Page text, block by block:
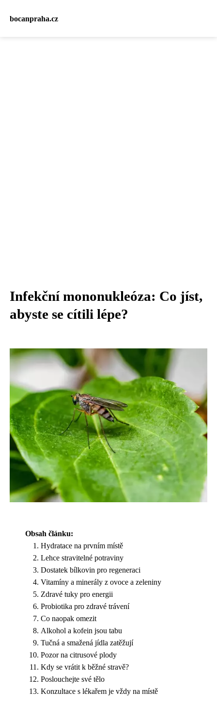
bocanpraha.cz
Infekční mononukleóza: Co jíst,
abyste se cítili lépe?
Obsah článku:
Hydratace na prvním místě
Lehce stravitelné potraviny
Dostatek bílkovin pro regeneraci
Vitamíny a minerály z ovoce a zeleniny
Zdravé tuky pro energii
Probiotika pro zdravé trávení
Co naopak omezit
Alkohol a kofein jsou tabu
Tučná a smažená jídla zatěžují
Pozor na citrusové plody
Kdy se vrátit k běžné stravě?
Poslouchejte své tělo
Konzultace s lékařem je vždy na místě